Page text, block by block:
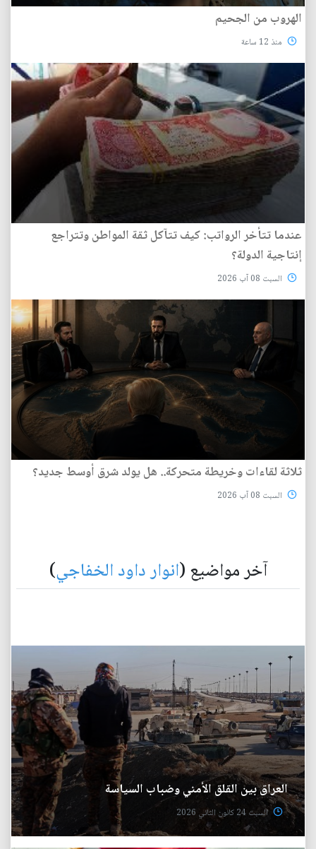
الهروب من الجحيم
منذ 12 ساعة
عندما تتأخر الرواتب: كيف تتآكل ثقة المواطن وتتراجع
إنتاجية الدولة؟
السبت 08 آب 2026
ثلاثة لقاءات وخريطة متحركة.. هل يولد شرق أوسط جديد؟
السبت 08 آب 2026
آخر مواضيع (انوار داود الخفاجي)
العراق بين القلق الأمني وضباب السياسة
السبت 24 كانون الثاني 2026